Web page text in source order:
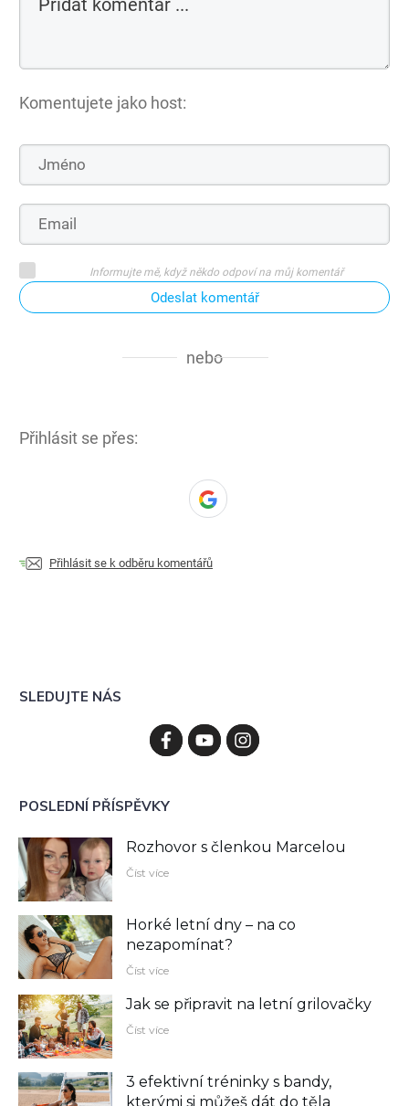
Komentujete jako host:
Informujte mě, když někdo odpoví na můj komentář
Odeslat komentář
nebo
Přihlásit se přes:
Přihlásit se k odběru komentářů
SLEDUJTE NÁS
POSLEDNÍ PŘÍSPĚVKY
Rozhovor s členkou Marcelou
Číst více
Horké letní dny – na co
nezapomínat?
Číst více
Jak se připravit na letní grilovačky
Číst více
3 efektivní tréninky s bandy,
kterými si můžeš dát do těla